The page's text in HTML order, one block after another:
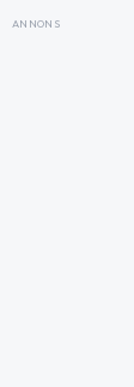
ANNONS